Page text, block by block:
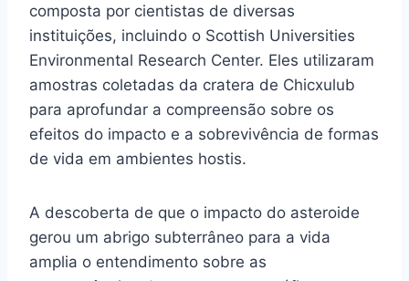
composta por cientistas de diversas
instituições, incluindo o Scottish Universities
Environmental Research Center. Eles utilizaram
amostras coletadas da cratera de Chicxulub
para aprofundar a compreensão sobre os
efeitos do impacto e a sobrevivência de formas
de vida em ambientes hostis.
A descoberta de que o impacto do asteroide
gerou um abrigo subterrâneo para a vida
amplia o entendimento sobre as